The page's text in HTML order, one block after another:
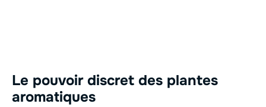
Le pouvoir discret des plantes
aromatiques